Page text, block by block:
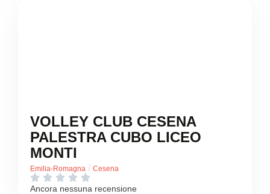
VOLLEY CLUB CESENA
PALESTRA CUBO LICEO
MONTI
Emilia-Romagna / Cesena
    
Ancora nessuna recensione